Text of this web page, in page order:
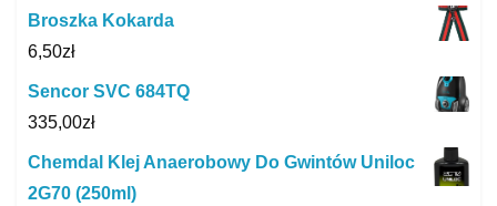
Broszka Kokarda
6,50zł
Sencor SVC 684TQ
335,00zł
Chemdal Klej Anaerobowy Do Gwintów Uniloc
2G70 (250ml)